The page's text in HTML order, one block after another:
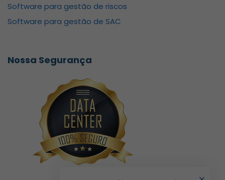
Software para gestão de riscos
Software para gestão de SAC
Nossa Segurança